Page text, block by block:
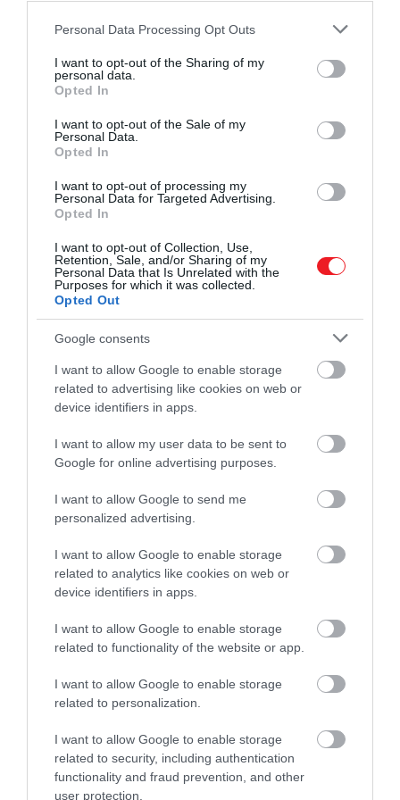
Please note that this website/app uses one or more Google
not limited to your visit or usage behaviour. You may click to
grant or deny consent to Google and its third-party tags to
use your data for below specified purposes in below Google
consent section.
Personal Data Processing Opt Outs
I want to opt-out of the Sharing of my
personal data.
Opted In
I want to opt-out of the Sale of my
Personal Data.
Opted In
I want to opt-out of processing my
Personal Data for Targeted Advertising.
Opted In
I want to opt-out of Collection, Use,
Retention, Sale, and/or Sharing of my
Personal Data that Is Unrelated with the
Purposes for which it was collected.
Opted Out
Google consents
I want to allow Google to enable storage
related to advertising like cookies on web or
device identifiers in apps.
I want to allow my user data to be sent to
Google for online advertising purposes.
I want to allow Google to send me
personalized advertising.
I want to allow Google to enable storage
related to analytics like cookies on web or
device identifiers in apps.
I want to allow Google to enable storage
related to functionality of the website or app.
I want to allow Google to enable storage
related to personalization.
I want to allow Google to enable storage
related to security, including authentication
functionality and fraud prevention, and other
user protection.
2024. OKTÓBER 17. ● TURI DÁNIEL
Olaszországon túl: ezekben az